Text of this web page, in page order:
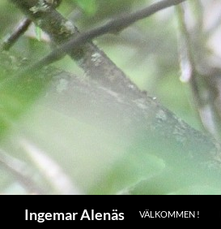
Hoppa
till
innehåll
Ingemar Alenäs VÄLKOMMEN !